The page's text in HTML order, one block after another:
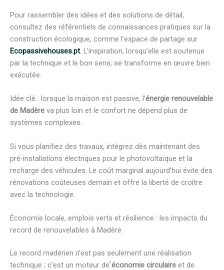
Pour rassembler des idées et des solutions de détail,
consultez des référentiels de connaissances pratiques sur la
construction écologique, comme l’espace de partage sur
Ecopassivehouses.pt. L’inspiration, lorsqu’elle est soutenue
par la technique et le bon sens, se transforme en œuvre bien
exécutée.
Idée clé : lorsque la maison est passive, l’énergie renouvelable
de Madère va plus loin et le confort ne dépend plus de
systèmes complexes.
Si vous planifiez des travaux, intégrez dès maintenant des
pré-installations électriques pour le photovoltaïque et la
recharge des véhicules. Le coût marginal aujourd’hui évite des
rénovations coûteuses demain et offre la liberté de croître
avec la technologie.
Économie locale, emplois verts et résilience : les impacts du
record de renouvelables à Madère
Le record madérien n’est pas seulement une réalisation
technique ; c’est un moteur dééconomie circulaire et de